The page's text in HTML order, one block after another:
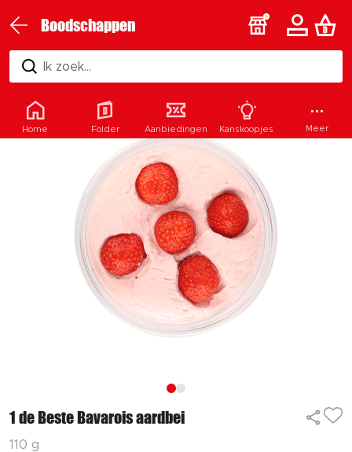
Boodschappen
Ik zoek...
1 de Beste Bavarois aardbei
110 g
Home Folder Aanbiedingen Kanskoopjes Meer